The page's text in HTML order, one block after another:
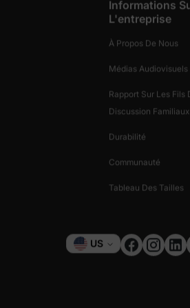
Explorez notre collection pour trouver
Informations
L'entreprise
À Propos De Nous
Médias Audiovisuels
Rapport Sur Les Fils
Discussion Familiaux
Durabilité
Communauté
Tableau Des Tailles
Monnaie
US